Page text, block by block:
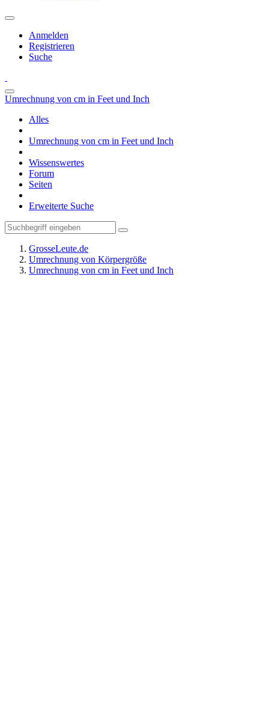
Anmelden
Registrieren
Suche
Umrechnung von cm in Feet und Inch
Alles
Umrechnung von cm in Feet und Inch
Wissenswertes
Forum
Seiten
Erweiterte Suche
GrosseLeute.de
Umrechnung von Körpergröße
Umrechnung von cm in Feet und Inch